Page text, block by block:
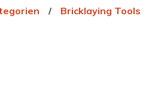
Bricklaying Tools